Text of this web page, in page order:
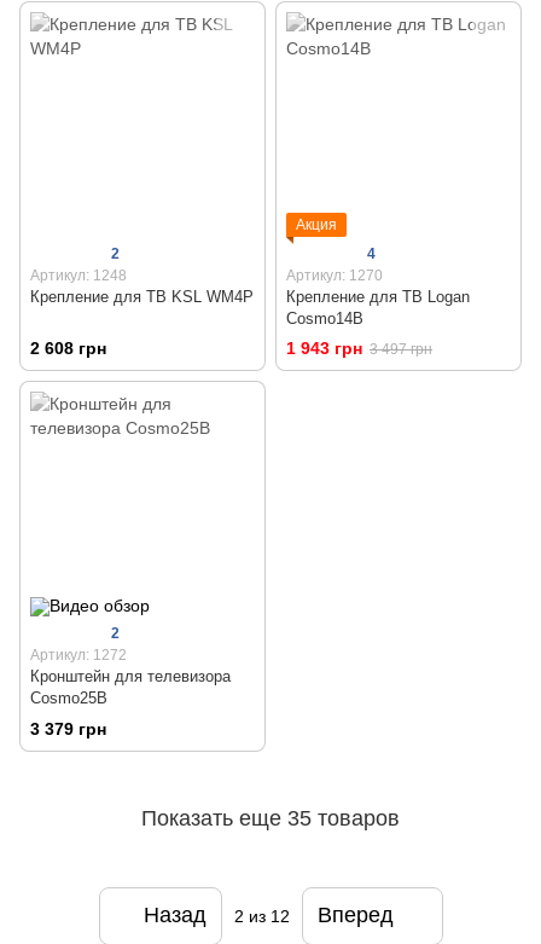
2
Артикул: 1248
Крепление для ТВ KSL WM4P
2 608 грн
Акция
4
Артикул: 1270
Крепление для ТВ Logan
Cosmo14B
1 943 грн 3 497 грн
2
Артикул: 1272
Кронштейн для телевизора
Cosmo25B
3 379 грн
Показать еще 35 товаров
Назад 2 из 12 Вперед